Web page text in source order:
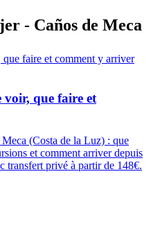
- Caños de Meca
voir, que faire et
(Costa de la Luz) : que
et comment arriver depuis
transfert privé à partir de 148€.